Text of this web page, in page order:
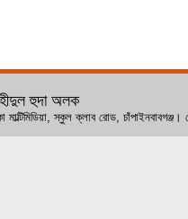
হুদা অলক
মাল্টিমিডিয়া, স্কুল ক্লাব রোড,